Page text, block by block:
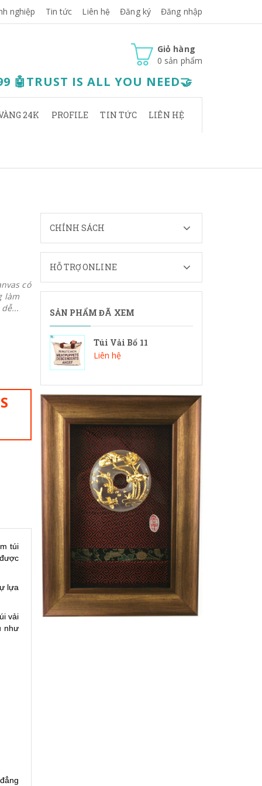
nghiệp Tin tức Liên hệ Đăng ký Đăng nhập
Giỏ hàng
0 sản phẩm
🤖TRUST IS ALL YOU NEED🤝
24K PROFILE TIN TỨC LIÊN HỆ
có
làm
túi
lựa
vải
như
CHÍNH SÁCH
HỖ TRỢ ONLINE
SẢN PHẨM ĐÃ XEM
Túi Vải Bố 11
Liên hệ